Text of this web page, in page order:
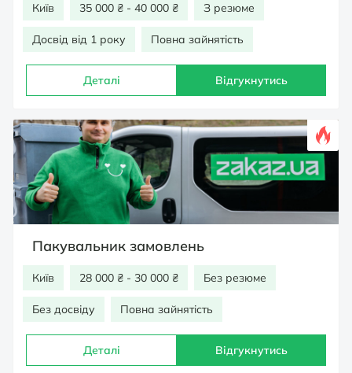
Київ 35 000 ₴ - 40 000 ₴ З резюме
Досвід від 1 року Повна зайнятість
Деталі Відгукнутись
Пакувальник замовлень
Київ 28 000 ₴ - 30 000 ₴ Без резюме
Без досвіду Повна зайнятість
Деталі Відгукнутись